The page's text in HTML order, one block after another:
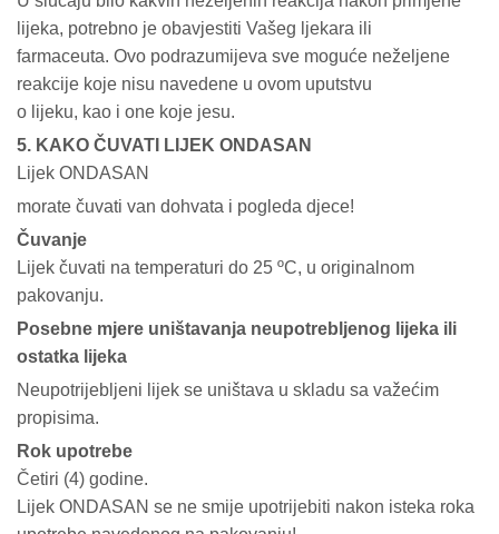
lijeka, potrebno je obavjestiti Vašeg ljekara ili
farmaceuta. Ovo podrazumijeva sve moguće neželjene
reakcije koje nisu navedene u ovom uputstvu
o lijeku, kao i one koje jesu.
5. KAKO ČUVATI LIJEK ONDASAN
Lijek ONDASAN
morate čuvati van dohvata i pogleda djece!
Čuvanje
Lijek čuvati na temperaturi do 25 ºC, u originalnom
pakovanju.
Posebne mjere uništavanja neupotrebljenog lijeka ili
ostatka lijeka
Neupotrijebljeni lijek se uništava u skladu sa važećim
propisima.
Rok upotrebe
Četiri (4) godine.
Lijek ONDASAN se ne smije upotrijebiti nakon isteka roka